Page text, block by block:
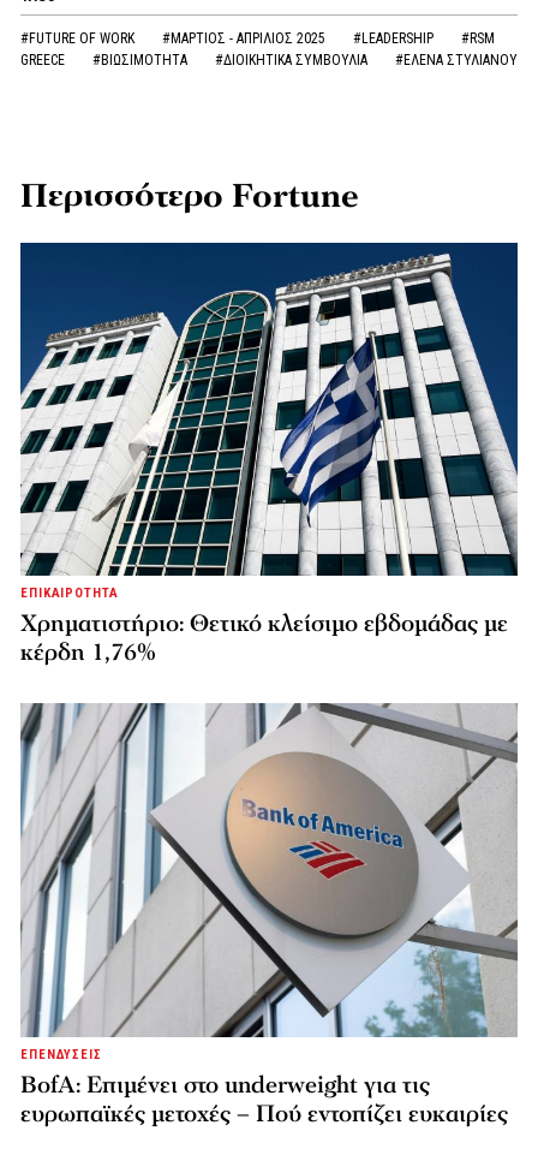
#FUTURE OF WORK #ΜΑΡΤΙΟΣ - ΑΠΡΙΛΙΟΣ 2025 #LEADERSHIP
#RSM
GREECE
#ΒΙΩΣΙΜΟΤΗΤΑ #ΔΙΟΙΚΗΤΙΚΑ ΣΥΜΒΟΥΛΙΑ #ΕΛΕΝΑ ΣΤΥΛΙΑΝΟΥ
Περισσότερο Fortune
ΕΠΙΚΑΙΡΟΤΗΤΑ
Χρηματιστήριο: Θετικό κλείσιμο εβδομάδας με
κέρδη 1,76%
ΕΠΕΝΔΥΣΕΙΣ
BofA: Επιμένει στο underweight για τις
ευρωπαϊκές μετοχές – Πού εντοπίζει ευκαιρίες